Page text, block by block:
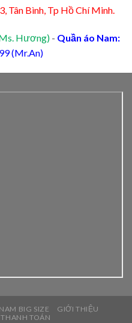
Tân Bình, Tp Hồ Chí Minh.
Hương) - Quần áo Nam:
(Mr.An)
NAM BIG SIZE
GIỚI THIỆU
THANH TOÁN